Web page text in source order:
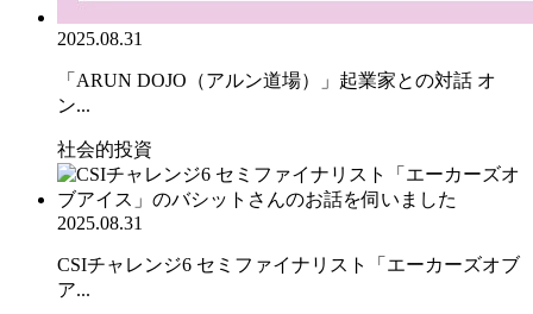
2025.08.31
「ARUN DOJO（アルン道場）」起業家との対話 オ
ン...
社会的投資
2025.08.31
CSIチャレンジ6 セミファイナリスト「エーカーズオブ
ア...